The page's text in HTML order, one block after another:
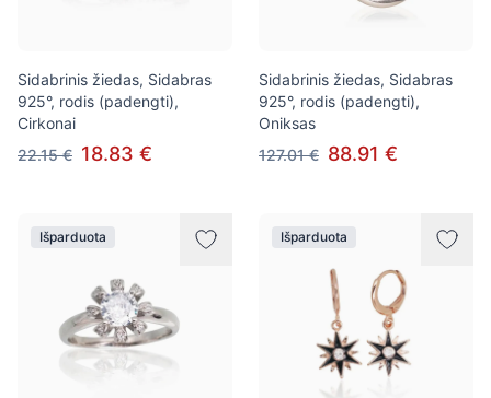
Sidabrinis žiedas, Sidabras
925°, rodis (padengti),
Cirkonai
22.15 € 18.83 €
Sidabrinis žiedas, Sidabras
925°, rodis (padengti),
Oniksas
127.01 € 88.91 €
Išparduota Išparduota